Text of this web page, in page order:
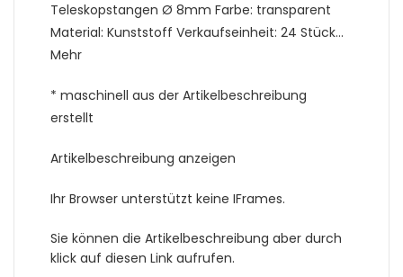
Teleskopstangen Ø 8mm Farbe: transparent
Material: Kunststoff Verkaufseinheit: 24 Stück…
Mehr
* maschinell aus der Artikelbeschreibung
erstellt
Artikelbeschreibung anzeigen
Ihr Browser unterstützt keine IFrames.
Sie können die Artikelbeschreibung aber durch
klick auf diesen Link aufrufen.